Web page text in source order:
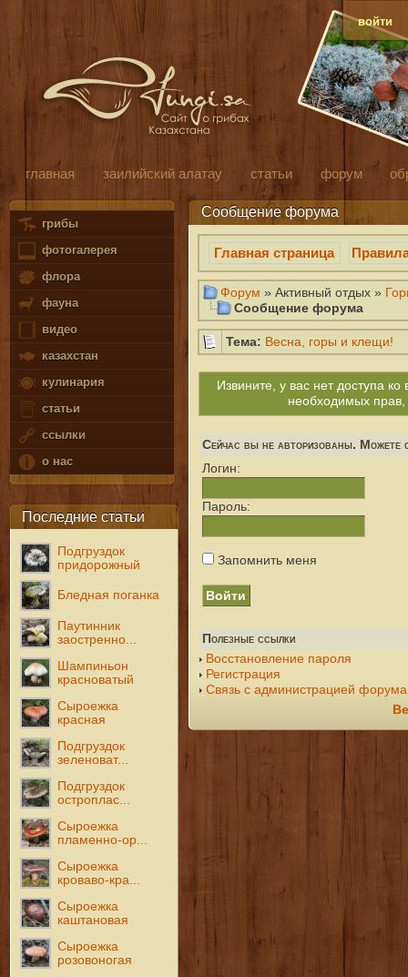
войти
главная заилийский алатау статьи форум
грибы
фотогалерея
флора
фауна
видео
казахстан
кулинария
статьи
ссылки
о нас
Последние статьи
Подгруздок
придорожный
Бледная поганка
Паутинник
заостренно...
Шампиньон
красноватый
Сыроежка
красная
Подгруздок
зеленоват...
Подгруздок
остроплас...
Сыроежка
пламенно-ор...
Сыроежка
кроваво-кра...
Сыроежка
каштановая
Сыроежка
розовоногая
Сообщение форума
Главная страница
Форум » Активный отдых »
Сообщение форума
Тема: Весна, горы и клещи!
Извините, у вас нет доступа
необходимых прав,
Сейчас вы не авторизованы. Можете
Логин:
Пароль:
Запомнить меня
Полезные ссылки
Восстановление пароля
Регистрация
Связь с администрацией форума